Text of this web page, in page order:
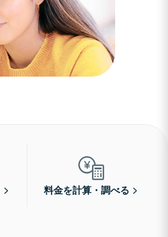
料金を計算・調べる